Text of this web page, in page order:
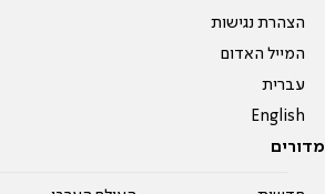
הצהרת נגישות
המייל האדום
עברית
English
מדורים